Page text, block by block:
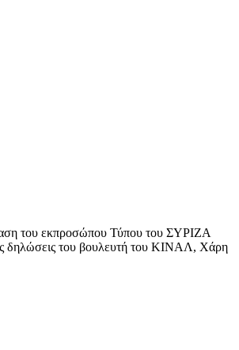
του εκπροσώπου Τύπου του ΣΥΡΙΖΑ
δηλώσεις του βουλευτή του ΚΙΝΑΛ, Χάρη